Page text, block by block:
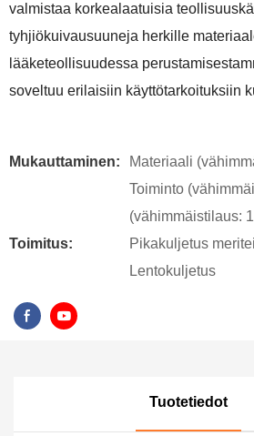
valmistaa korkealaatuisia
tyhjiökuivausuuneja herkille
lääketeollisuudessa
soveltuu erilaisiin käyttötarkoituksiin
Mukauttaminen:
Materiaali
Toiminto
(vähimmäistilaus:
Toimitus:
Pikakuljetus
Lentokuljetus
Tuotetiedot